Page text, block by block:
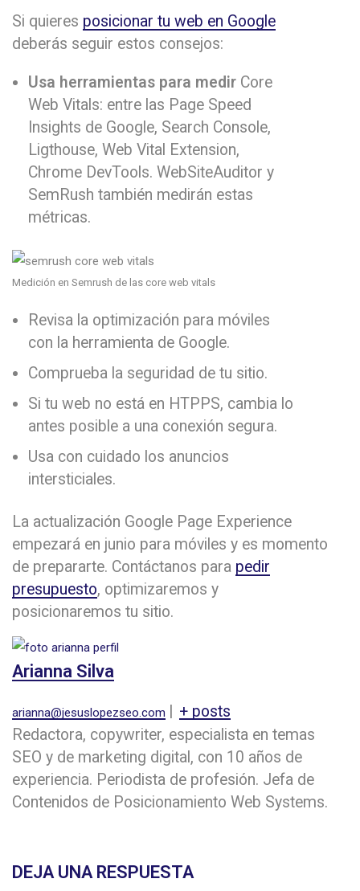
Si quieres posicionar tu web en Google
deberás seguir estos consejos:
Usa herramientas para medir Core
Web Vitals: entre las Page Speed
Insights de Google, Search Console,
Ligthouse, Web Vital Extension,
Chrome DevTools. WebSiteAuditor y
SemRush también medirán estas
métricas.
Medición en Semrush de las core web vitals
Revisa la optimización para móviles
con la herramienta de Google.
Comprueba la seguridad de tu sitio.
Si tu web no está en HTPPS, cambia lo
antes posible a una conexión segura.
Usa con cuidado los anuncios
intersticiales.
La actualización Google Page Experience
empezará en junio para móviles y es momento
de prepararte. Contáctanos para pedir
presupuesto, optimizaremos y
posicionaremos tu sitio.
Arianna Silva
arianna@jesuslopezseo.com
+ posts
Redactora, copywriter, especialista en temas
SEO y de marketing digital, con 10 años de
experiencia. Periodista de profesión. Jefa de
Contenidos de Posicionamiento Web Systems.
DEJA UNA RESPUESTA